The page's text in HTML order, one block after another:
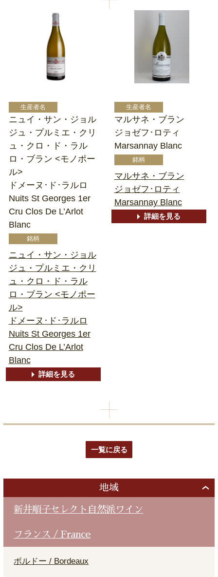
ニュイ・サン・ジョル
ジュ・プルミエ・クリ
ュ・クロ・ド・ラル
ロ・ブラン <モノポー
ル>
ドメーヌ･ド･ラルロ
Nuits St Georges 1er
Cru Clos De L’Arlot
Blanc
ニュイ・サン・ジョル
ジュ・プルミエ・クリ
ュ・クロ・ド・ラル
ロ・ブラン <モノポー
ル>
ドメーヌ･ド･ラルロ
Nuits St Georges 1er
Cru Clos De L’Arlot
Blanc
詳細を見る
マルサネ・ブラン
ジョゼフ･ロティ
Marsannay Blanc
マルサネ・ブラン
ジョゼフ･ロティ
Marsannay Blanc
詳細を見る
一覧に戻る
地域
新井順子セレクト自然派ワイン
フランス / France
ボルドー / Bordeaux